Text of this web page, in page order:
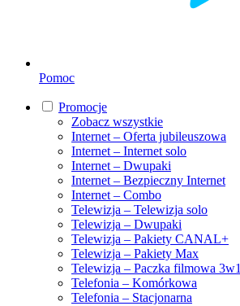
Pomoc
Promocje
Zobacz wszystkie
Internet – Oferta jubileuszowa
Internet – Internet solo
Internet – Dwupaki
Internet – Bezpieczny Internet
Internet – Combo
Telewizja – Telewizja solo
Telewizja – Dwupaki
Telewizja – Pakiety CANAL+
Telewizja – Pakiety Max
Telewizja – Paczka filmowa 3w1
Telefonia – Komórkowa
Telefonia – Stacjonarna